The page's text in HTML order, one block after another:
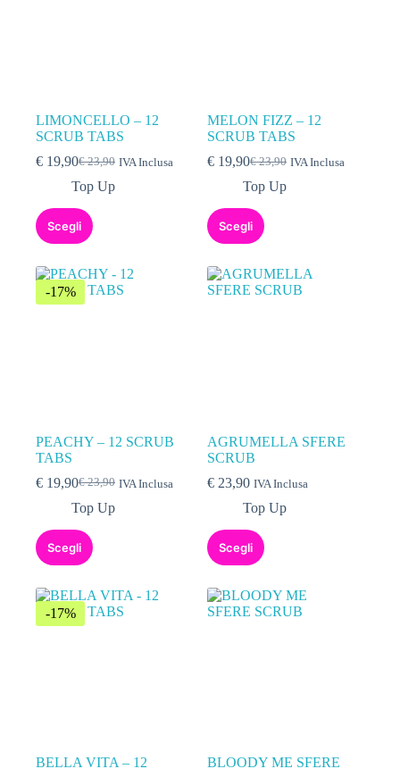
LIMONCELLO – 12
SCRUB TABS
€23,90
€ 19,90 IVA Inclusa
Top Up
Scegli
MELON FIZZ – 12
SCRUB TABS
€23,90
€ 19,90 IVA Inclusa
Top Up
Scegli
-17%
PEACHY – 12 SCRUB
TABS
€23,90
€ 19,90 IVA Inclusa
Top Up
Scegli
AGRUMELLA SFERE
SCRUB
€ 23,90 IVA Inclusa
Top Up
Scegli
-17%
BELLA VITA – 12 BLOODY ME SFERE